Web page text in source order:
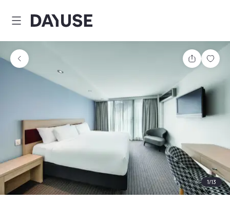
Dayuse
Teilen
1/13